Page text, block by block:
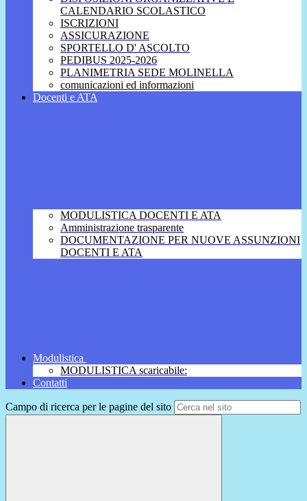
CALENDARIO SCOLASTICO
ISCRIZIONI
ASSICURAZIONE
SPORTELLO D' ASCOLTO
PEDIBUS 2025-2026
PLANIMETRIA SEDE MOLINELLA
comunicazioni ed informazioni
Docenti e ATA
MODULISTICA DOCENTI E ATA
Amministrazione trasparente
DOCUMENTAZIONE PER NUOVE ASSUNZIONI
DOCENTI E ATA
Modulistica
MODULISTICA scaricabile:
Contatti
Campo di ricerca per le pagine del sito